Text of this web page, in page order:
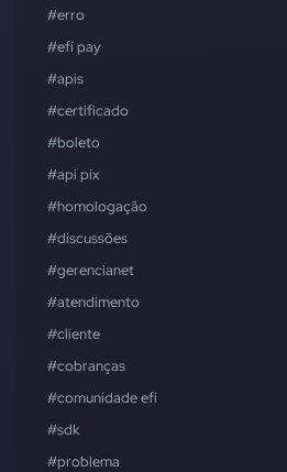
#erro
#efí pay
#apis
#certificado
#boleto
#api pix
#homologação
#discussões
#gerencianet
#atendimento
#cliente
#cobranças
#comunidade efí
#sdk
#problema